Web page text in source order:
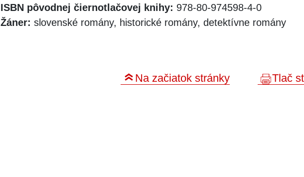
ISBN pôvodnej čiernotlačovej knihy: 978-80-974598-4-0
Žáner: slovenské romány, historické romány, detektívne romány
Na začiatok stránky Tlač